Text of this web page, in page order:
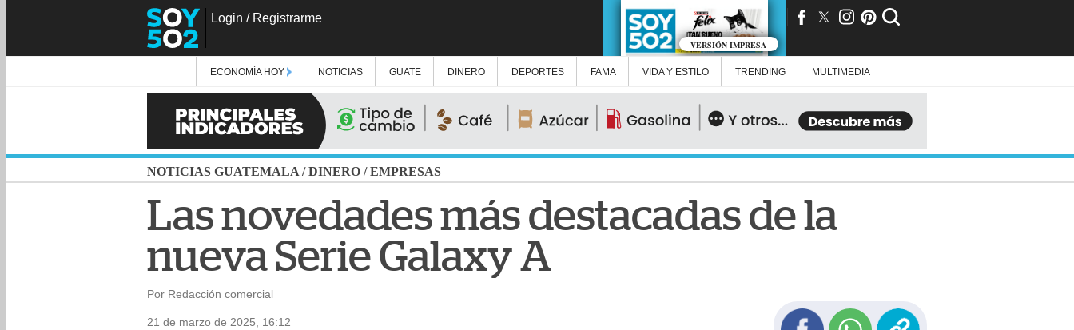
Login / Registrarme
VERSIÓN IMPRESA
ECONOMÍA HOY NOTICIAS GUATE DINERO DEPORTES FAMA VIDA Y ESTILO TRENDING MULTIMEDIA
NOTICIAS GUATEMALA /DINERO /EMPRESAS
Las novedades más destacadas de la
nueva Serie Galaxy A
Por Redacción comercial
21 de marzo de 2025, 16:12